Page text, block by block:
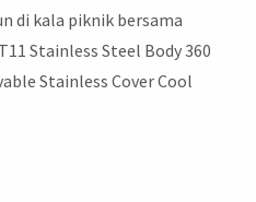
di kala piknik bersama
Stainless Steel Body 360
Stainless Cover Cool